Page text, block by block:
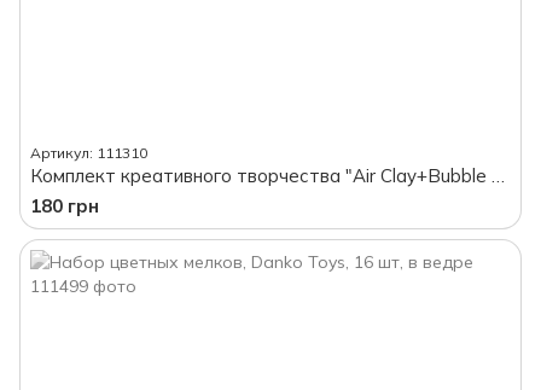
Артикул: 111310
Комплект креативного творчества "Air Clay+Bubble Clay" (воздушный пластилин) неоновый цвет
180 грн